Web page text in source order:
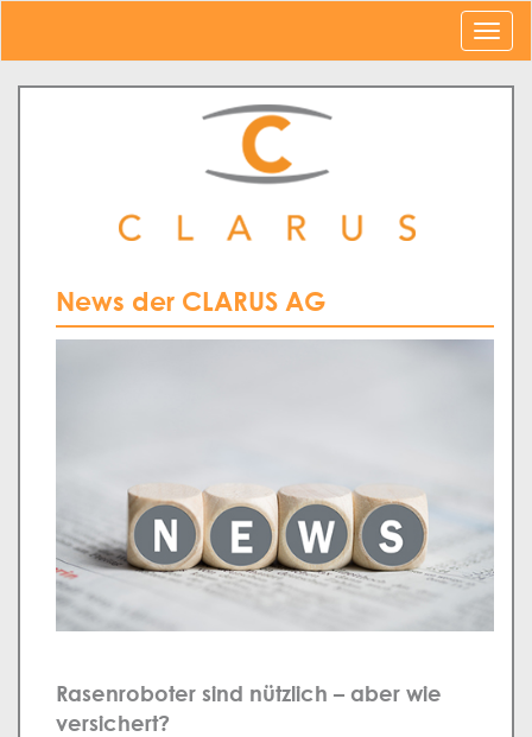
News der CLARUS AG
Rasenroboter sind nützlich – aber wie
versichert?